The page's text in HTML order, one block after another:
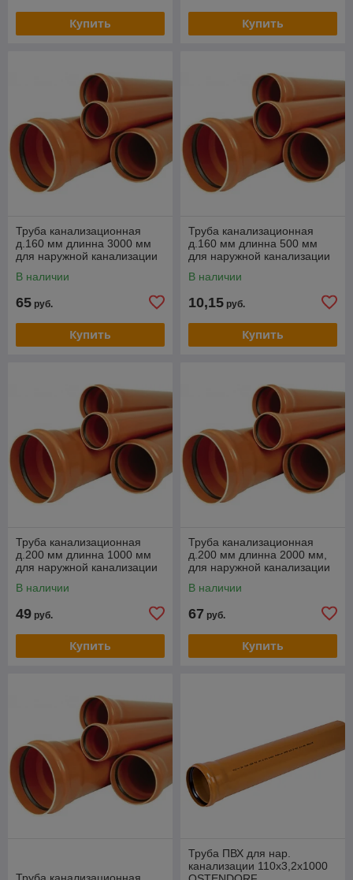
Купить Купить
Труба канализационная
д.160 мм длинна 3000 мм
для наружной канализации
В наличии
65 руб.
Купить
Труба канализационная
д.160 мм длинна 500 мм
для наружной канализации
В наличии
10,15 руб.
Купить
Труба канализационная
д.200 мм длинна 1000 мм
для наружной канализации
В наличии
49 руб.
Купить
Труба канализационная
д.200 мм длинна 2000 мм,
для наружной канализации
В наличии
67 руб.
Купить
Труба канализационная
Труба ПВХ для нар.
канализации 110х3,2х1000